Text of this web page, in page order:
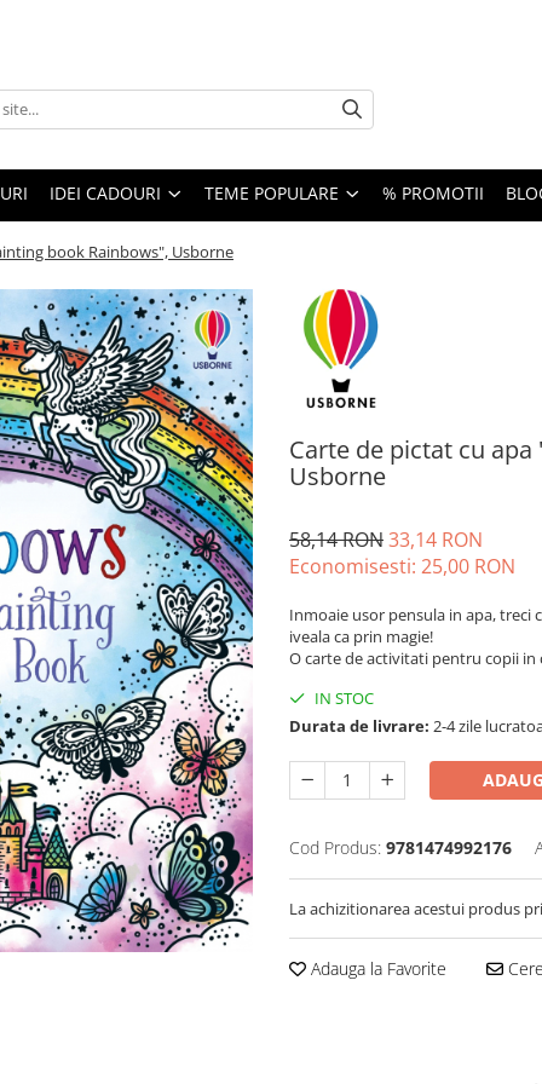
IDEI CADOURI TEME POPULARE % PROMOTII
book Rainbows", Usborne
Carte de pictat cu
Usborne
58,14 RON33,14 RON
Economisesti: 25,00 RON
Inmoaie usor pensula in apa, treci
iveala ca prin magie!
O carte de activitati pentru copii in
IN STOC
Durata de livrare: 2-4 zile
Cod Produs: 9781474992176
La achizitionarea acestui produs
Adauga la Favorite